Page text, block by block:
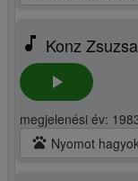
music_note Konz
play_arrow
megjelenési év:
pets Nyomot